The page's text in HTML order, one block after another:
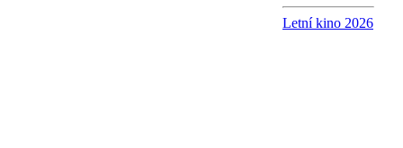
Letní kino 2026